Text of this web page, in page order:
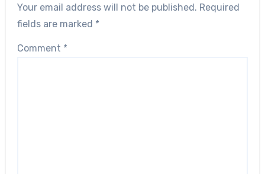
Your email address will not be published. Required
fields are marked *
Comment *